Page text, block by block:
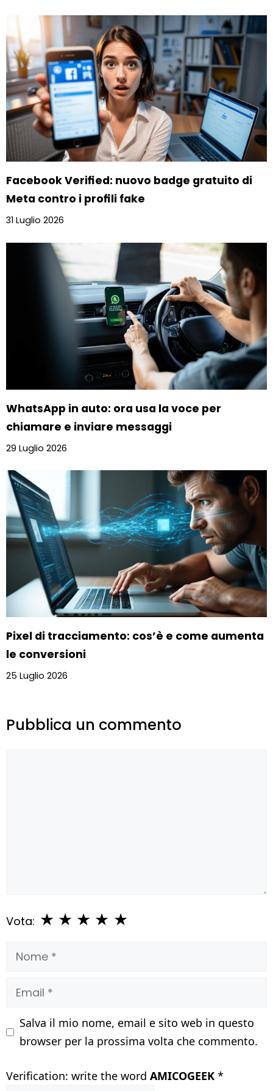
Facebook Verified: nuovo badge gratuito di
Meta contro i profili fake
31 Luglio 2026
WhatsApp in auto: ora usa la voce per
chiamare e inviare messaggi
29 Luglio 2026
Pixel di tracciamento: cos’è e come aumenta
le conversioni
25 Luglio 2026
Pubblica un commento
Vota: ★
★
★
★
★
Nome
Email
Salva il mio nome, email e sito web in questo
browser per la prossima volta che commento.
Verification: write the word AMICOGEEK *